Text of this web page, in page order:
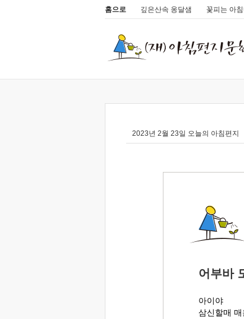
홈으로 깊은산속 옹달샘 꽃피는 아
2023년 2월 23일 오늘의 아침편지
어부바
아이야
삼신할매